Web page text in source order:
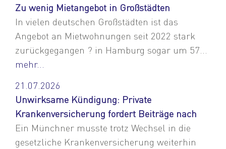
Zu wenig Mietangebot in Großstädten
In vielen deutschen Großstädten ist das
Angebot an Mietwohnungen seit 2022 stark
zurückgegangen ? in Hamburg sogar um 57...
mehr...
21.07.2026
Unwirksame Kündigung: Private
Krankenversicherung fordert Beiträge nach
Ein Münchner musste trotz Wechsel in die
gesetzliche Krankenversicherung weiterhin